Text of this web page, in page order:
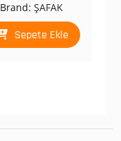
Brand:ŞAFAK
Sepete Ekle